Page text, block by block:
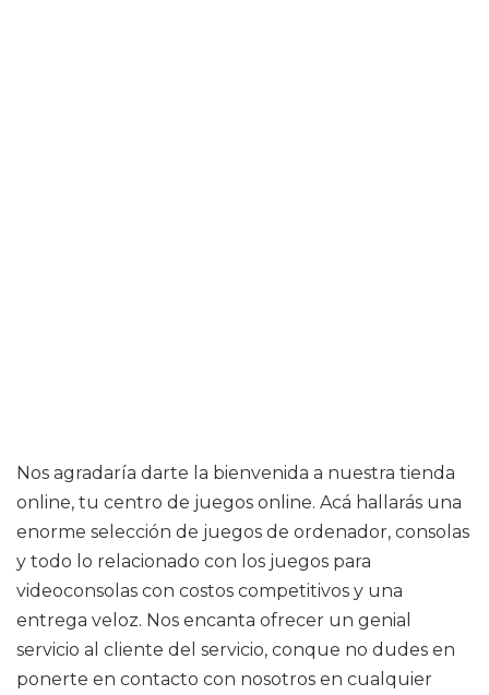
Nos agradaría darte la bienvenida a nuestra tienda
online, tu centro de juegos online. Acá hallarás una
enorme selección de juegos de ordenador, consolas
y todo lo relacionado con los juegos para
videoconsolas con costos competitivos y una
entrega veloz. Nos encanta ofrecer un genial
servicio al cliente del servicio, conque no dudes en
ponerte en contacto con nosotros en cualquier